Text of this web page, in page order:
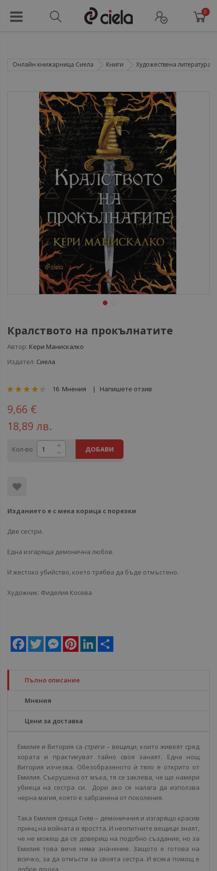
0
Онлайн книжарница Сиела Книги Художествена литература
Кралството на прокълнатите
Автор: Кери Манискалко
Издател: Сиела
рейтинг:
16 Мнения Напишете отзив
9,66 €
18,89 лв.
Кол-во ДОБАВИ
Изданието е с мека корица с порезки
Две сестри.
Една изгаряща демонична любов.
И жестоко убийство, което трябва да бъде отмъстено.
Художник: Фиделия Косева
Facebook
Twitter MessengerPinterestLinkedIn
Пълно описание
Мнения
Цени за доставка
Емилия и Витория са стреги – вещици, които живеят сред
хората и практикуват тайно своя занаят. Една нощ
Витория изчезва. Обезобразеното ѝ тяло е открито от
Емилия. Съкрушена от мъка, тя се заклева, че ще намери
убиеца на сестра си. Дори ако се налага да използва
черна магия, която е забранена от поколения.
Така Емилия среща Гняв – демоничния и изгарящо красив
принц на войната и яростта. И неопитните вещици знаят,
че не можеш да се довериш на подобно създание, но за
Емилия това вече няма значение. Защото е готова на
всичко, за да отмъсти за своята сестра. И всяка помощ е
добре дошла.